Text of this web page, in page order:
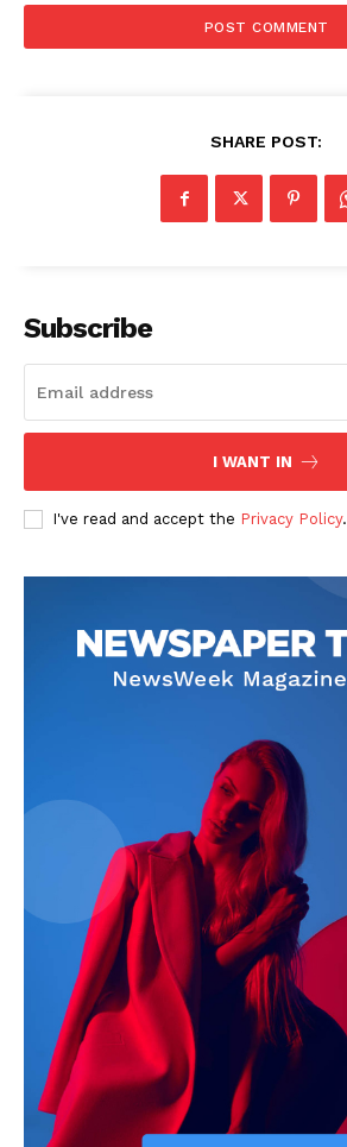
SHARE POST:
Subscribe
I WANT IN
I've read and accept the Privacy Policy.